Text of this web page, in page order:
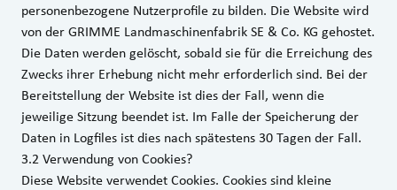
personenbezogene Nutzerprofile zu bilden. Die Website wird
von der GRIMME Landmaschinenfabrik SE & Co. KG gehostet.
Die Daten werden gelöscht, sobald sie für die Erreichung des
Zwecks ihrer Erhebung nicht mehr erforderlich sind. Bei der
Bereitstellung der Website ist dies der Fall, wenn die
jeweilige Sitzung beendet ist. Im Falle der Speicherung der
Daten in Logfiles ist dies nach spätestens 30 Tagen der Fall.
3.2 Verwendung von Cookies?
Diese Website verwendet Cookies. Cookies sind kleine